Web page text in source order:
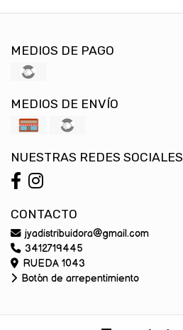
MEDIOS DE PAGO
MEDIOS DE ENVÍO
NUESTRAS REDES SOCIALES
CONTACTO
jyadistribuidora@gmail.com
3412719445
RUEDA 1043
Botón de arrepentimiento